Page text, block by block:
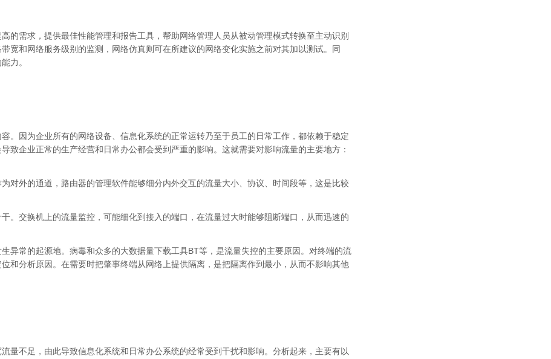
的需求，提供最佳性能管理和报告工具，帮助网络管理人员从被动管理模式转换至主动识别
宽和网络服务级别的监测，网络仿真则可在所建议的网络变化实施之前对其加以测试。同
力。
。因为企业所有的网络设备、信息化系统的正常运转乃至于员工的日常工作，都依赖于稳定
致企业正常的生产经营和日常办公都会受到严重的影响。这就需要对影响流量的主要地方：
对外的通道，路由器的管理软件能够细分内外交互的流量大小、协议、时间段等，这是比较
。交换机上的流量监控，可能细化到接入的端口，在流量过大时能够阻断端口，从而迅速的
异常的起源地。病毒和众多的大数据量下载工具BT等，是流量失控的主要原因。对终端的流
和分析原因。在需要时把肇事终端从网络上提供隔离，是把隔离作到最小，从而不影响其他
量不足，由此导致信息化系统和日常办公系统的经常受到干扰和影响。分析起来，主要有以